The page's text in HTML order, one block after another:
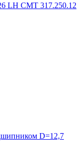
LH CMT 317.250.12
D=12,7